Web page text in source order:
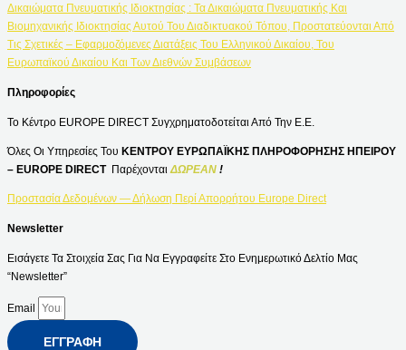
Δικαιώματα Πνευματικής Ιδιοκτησίας : Τα Δικαιώματα Πνευματικής Και
Βιομηχανικής Ιδιοκτησίας Αυτού Του Διαδικτυακού Τόπου, Προστατεύονται Από
Τις Σχετικές – Εφαρμοζόμενες Διατάξεις Του Ελληνικού Δικαίου, Του
Ευρωπαϊκού Δικαίου Και Των Διεθνών Συμβάσεων
Πληροφορίες
Το Κέντρο EUROPE DIRECT Συγχρηματοδοτείται Από Την Ε.Ε.
Όλες Οι Υπηρεσίες Του ΚΕΝΤΡΟΥ ΕΥΡΩΠΑΪΚΗΣ ΠΛΗΡΟΦΟΡΗΣΗΣ ΗΠΕΙΡΟΥ
– EUROPE DIRECT Παρέχονται ΔΩΡΕΑΝ !
Προστασία Δεδομένων — Δήλωση Περί Απορρήτου Europe Direct
Newsletter
Εισάγετε Τα Στοιχεία Σας Για Να Εγγραφείτε Στο Ενημερωτικό Δελτίο Μας
“Newsletter”
Email
ΕΓΓΡΑΦΉ